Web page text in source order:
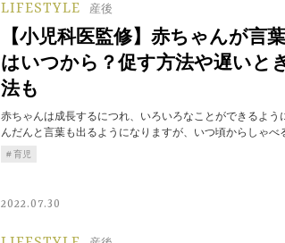
LIFESTYLE 産後
【小児科医監修】赤ちゃんが言
はいつから？促す方法や遅いと
法も
赤ちゃんは成長するにつれ、いろいろなことができるよう
んだんと言葉も出るようになりますが、いつ頃からしゃ
育児
2022.07.30